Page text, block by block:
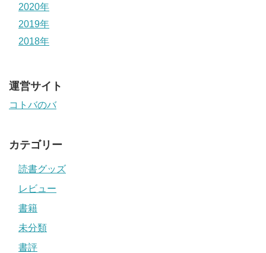
2020年
2019年
2018年
運営サイト
コトバのバ
カテゴリー
読書グッズ
レビュー
書籍
未分類
書評